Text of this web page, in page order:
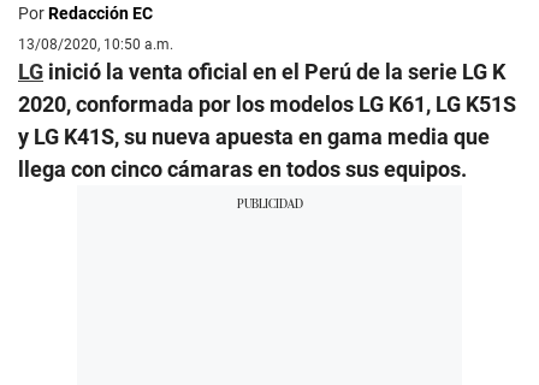
PorRedacción EC
13/08/2020, 10:50 a.m.
LG inició la venta oficial en el Perú de la serie LG K
2020, conformada por los modelos LG K61, LG K51S
y LG K41S, su nueva apuesta en gama media que
llega con cinco cámaras en todos sus equipos.